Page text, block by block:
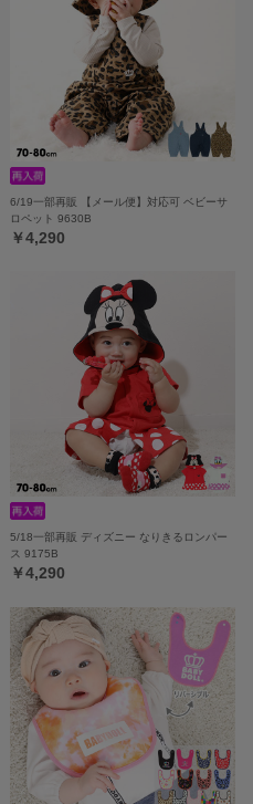
6/19一部再販 【メール便】対応可 ベビーサ
ロペット 9630B
￥4,290
5/18一部再販 ディズニー なりきるロンパー
ス 9175B
￥4,290